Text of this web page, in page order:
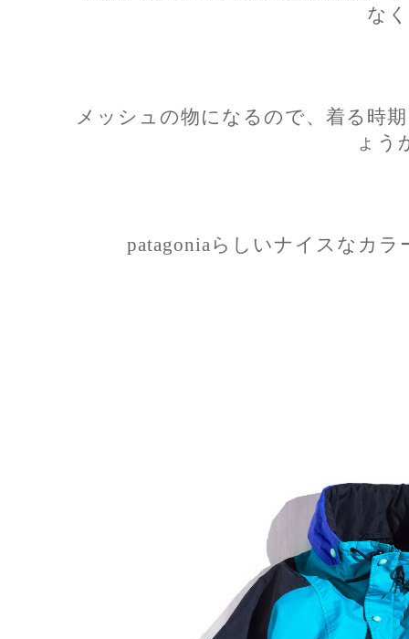
なく
メッシュの物になるので、着る時
ょう
patagoniaらしいナイスなカ